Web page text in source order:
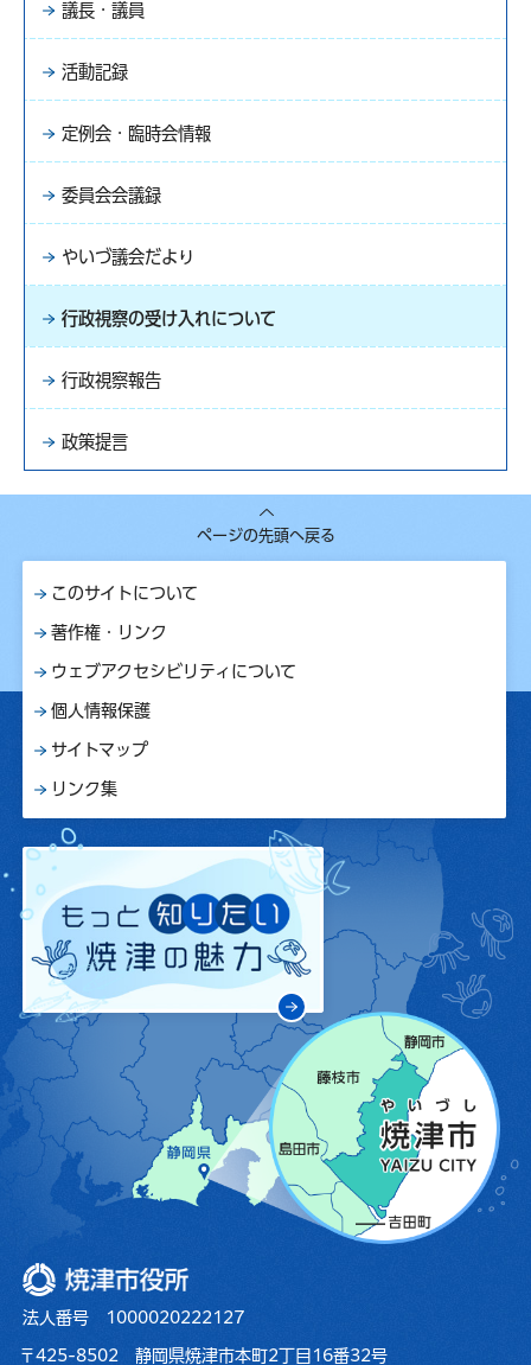
議長・議員
活動記録
定例会・臨時会情報
委員会会議録
やいづ議会だより
行政視察の受け入れについて
行政視察報告
政策提言
ページの先頭へ戻る
このサイトについて
著作権・リンク
ウェブアクセシビリティについて
個人情報保護
サイトマップ
リンク集
焼津市役所
法人番号 1000020222127
〒425-8502 静岡県焼津市本町2丁目16番32号